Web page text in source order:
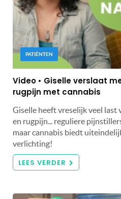
PATIËNTEN
Video • Giselle verslaat
rugpijn met cannabis
Giselle heeft vreselijk veel
en rugpijn... reguliere
maar cannabis biedt
verlichting!
LEES VERDER